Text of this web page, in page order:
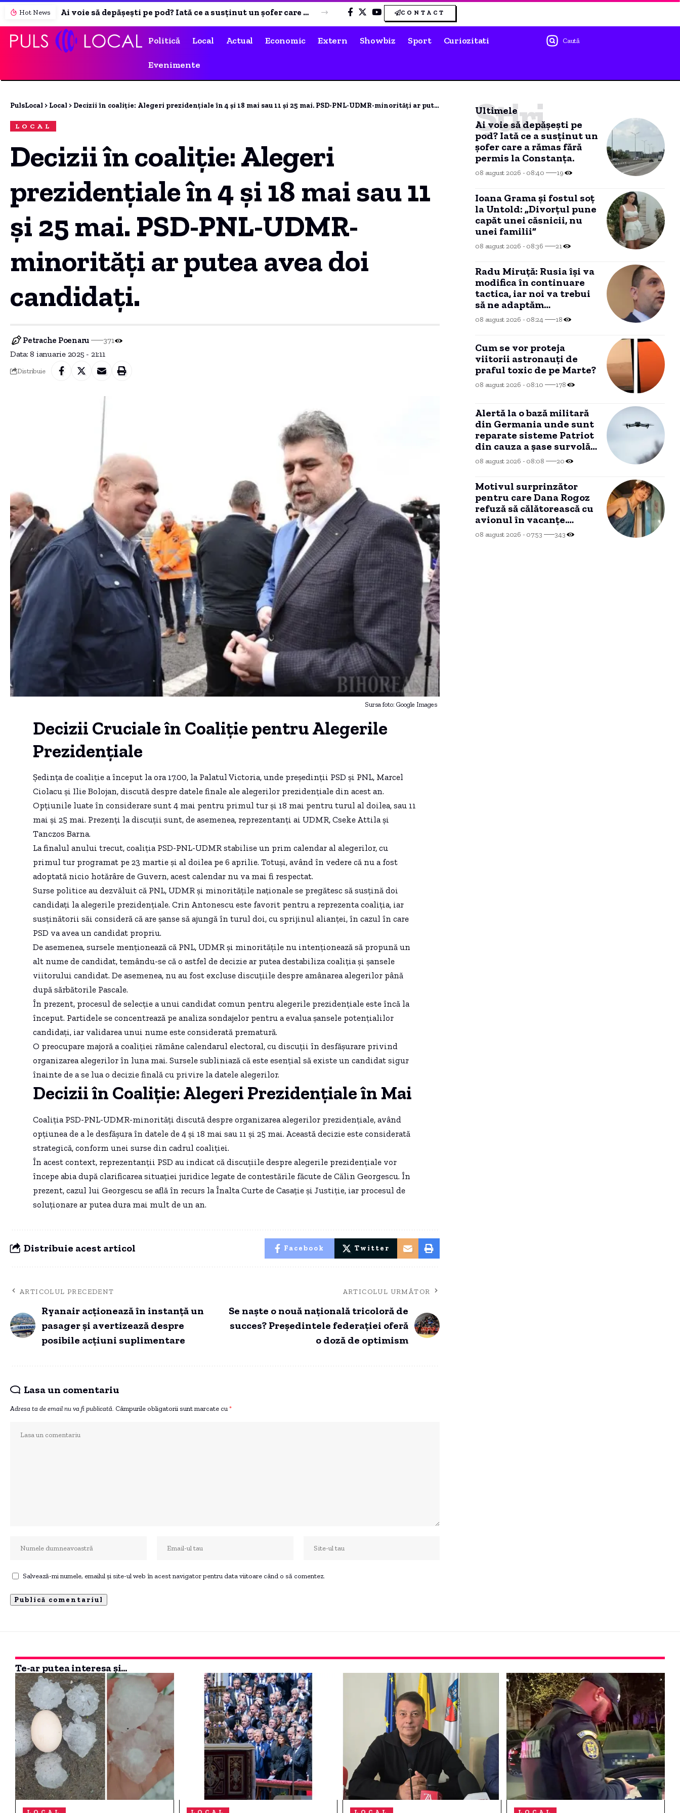
Hot News Ioana Grama și fostul soț la Untold: „Divorțul pune capăt unei căsnicii, nu unei familii” CONTACT
Politică Local Actual Economic Extern Showbiz Sport Curiozitati
Evenimente
Caută
PulsLocal > Local > Decizii în coaliție: Alegeri prezidențiale în 4 și 18 mai sau 11 și 25 mai. PSD-PNL-UDMR-minorități ar putea avea doi candidați.
LOCAL
Decizii în coaliție: Alegeri
prezidențiale în 4 și 18 mai sau 11
și 25 mai. PSD-PNL-UDMR-
minorități ar putea avea doi
candidați.
Data: 8 ianuarie 2025 - 21:11
Petrache Poenaru 371
Distribuie
Sursa foto: Google Images
Decizii Cruciale în Coaliție pentru Alegerile
Prezidențiale
Ședința de coaliție a început la ora 17.00, la Palatul Victoria, unde președinții PSD și PNL, Marcel
Ciolacu și Ilie Bolojan, discută despre datele finale ale alegerilor prezidențiale din acest an.
Opțiunile luate în considerare sunt 4 mai pentru primul tur și 18 mai pentru turul al doilea, sau 11
mai și 25 mai. Prezenți la discuții sunt, de asemenea, reprezentanți ai UDMR, Cseke Attila și
Tanczos Barna.
La finalul anului trecut, coaliția PSD-PNL-UDMR stabilise un prim calendar al alegerilor, cu
primul tur programat pe 23 martie și al doilea pe 6 aprilie. Totuși, având în vedere că nu a fost
adoptată nicio hotărâre de Guvern, acest calendar nu va mai fi respectat.
Surse politice au dezvăluit că PNL, UDMR și minoritățile naționale se pregătesc să susțină doi
candidați la alegerile prezidențiale. Crin Antonescu este favorit pentru a reprezenta coaliția, iar
susținătorii săi consideră că are șanse să ajungă în turul doi, cu sprijinul alianței, în cazul în care
PSD va avea un candidat propriu.
De asemenea, sursele menționează că PNL, UDMR și minoritățile nu intenționează să propună un
alt nume de candidat, temându-se că o astfel de decizie ar putea destabiliza coaliția și șansele
viitorului candidat. De asemenea, nu au fost excluse discuțiile despre amânarea alegerilor până
după sărbătorile Pascale.
În prezent, procesul de selecție a unui candidat comun pentru alegerile prezidențiale este încă la
început. Partidele se concentrează pe analiza sondajelor pentru a evalua șansele potențialilor
candidați, iar validarea unui nume este considerată prematură.
O preocupare majoră a coaliției rămâne calendarul electoral, cu discuții în desfășurare privind
organizarea alegerilor în luna mai. Sursele subliniază că este esențial să existe un candidat sigur
înainte de a se lua o decizie finală cu privire la datele alegerilor.
Decizii în Coaliție: Alegeri Prezidențiale în Mai
Coaliția PSD-PNL-UDMR-minorități discută despre organizarea alegerilor prezidențiale, având
opțiunea de a le desfășura în datele de 4 și 18 mai sau 11 și 25 mai. Această decizie este considerată
strategică, conform unei surse din cadrul coaliției.
În acest context, reprezentanții PSD au indicat că discuțiile despre alegerile prezidențiale vor
începe abia după clarificarea situației juridice legate de contestările făcute de Călin Georgescu. În
prezent, cazul lui Georgescu se află în recurs la Înalta Curte de Casație și Justiție, iar procesul de
soluționare ar putea dura mai mult de un an.
Distribuie acest articol Facebook Twitter
ARTICOLUL PRECEDENT
Ryanair acționează în instanță un
pasager și avertizează despre
posibile acțiuni suplimentare
ARTICOLUL URMĂTOR
Se naște o nouă națională tricoloră de
succes? Președintele federației oferă
o doză de optimism
Lasa un comentariu
Adresa ta de email nu va fi publicată. Câmpurile obligatorii sunt marcate cu *
Salvează-mi numele, emailul și site-ul web în acest navigator pentru data viitoare când o să comentez.
Ultimele
Știri
Ai voie să depășești pe
pod? Iată ce a susținut un
șofer care a rămas fără
permis la Constanța.
08 august 2026 - 08:40 19
Ioana Grama și fostul soț
la Untold: „Divorțul pune
capăt unei căsnicii, nu
unei familii”
08 august 2026 - 08:36 21
Radu Miruță: Rusia își va
modifica în continuare
tactica, iar noi va trebui
să ne adaptăm
permanent.
08 august 2026 - 08:24 18
Cum se vor proteja
viitorii astronauți de
praful toxic de pe Marte?
08 august 2026 - 08:10 178
Alertă la o bază militară
din Germania unde sunt
reparate sisteme Patriot
din cauza a șase survolări
cu drone neidentificate.
08 august 2026 - 08:08 20
Motivul surprinzător
pentru care Dana Rogoz
refuză să călătorească cu
avionul în vacanțe.
Activitățile copiilor ei în
tren.
08 august 2026 - 07:53 343
Te-ar putea interesa și...